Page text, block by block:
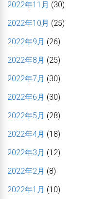
2022年11月 (30)
2022年10月 (25)
2022年9月 (26)
2022年8月 (25)
2022年7月 (30)
2022年6月 (30)
2022年5月 (28)
2022年4月 (18)
2022年3月 (12)
2022年2月 (8)
2022年1月 (10)